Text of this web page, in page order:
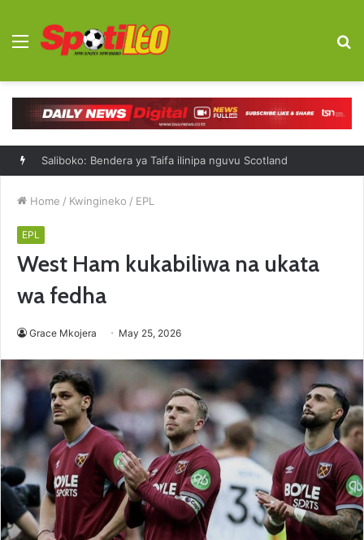
Menu
Saliboko: Bendera ya Taifa ilinipa nguvu Scotland
Home / Kwingineko / EPL
EPL
West Ham kukabiliwa na ukata
wa fedha
Grace Mkojera May 25, 2026